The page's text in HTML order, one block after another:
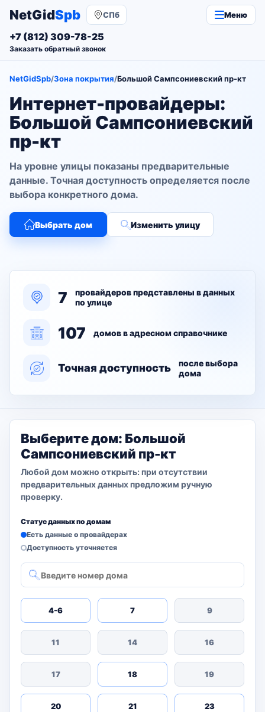
NetGidSpb СПб Меню
+7 (812) 309-78-25
Заказать обратный звонок
NetGidSpb/Зона покрытия/Большой Сампсониевский пр-кт
Интернет-провайдеры:
Большой Сампсониевский
пр-кт
На уровне улицы показаны предварительные
данные. Точная доступность определяется после
выбора конкретного дома.
Выбрать дом Изменить улицу
7
провайдеров представлены в данных
по улице
107 домов в адресном справочнике
Точная доступность
после выбора
дома
Выберите дом: Большой
Сампсониевский пр-кт
Любой дом можно открыть: при отсутствии
предварительных данных предложим ручную
проверку.
Статус данных по домам
Есть данные о провайдерах
Доступность уточняется
4-6 7 9
11 14 16
17 18 19
20 21 23